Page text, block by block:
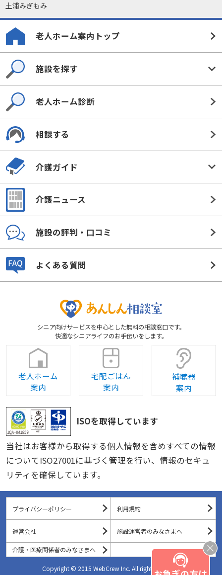
土浦みぎもみ
老人ホーム案内トップ
施設を探す
老人ホーム診断
相談する
介護ガイド
介護ニュース
施設の評判・口コミ
よくある質問
シニア向けサービスを中心とした無料の相談窓口です。
快適なシニアライフのお手伝いをします。
老人ホーム
案内
宅配ごはん
案内
補聴器
案内
ISOを取得しています
当社はお客様から取得する個人情報を含めすべての情報
についてISO27001に基づく管理を行い、情報のセキュ
リティを確保しています。
プライバシーポリシー 利用規約
運営会社 施設運営者のみなさまへ
介護・医療関係者のみなさまへ
Copyright © 2015 WebCrew Inc. All rights reserved.